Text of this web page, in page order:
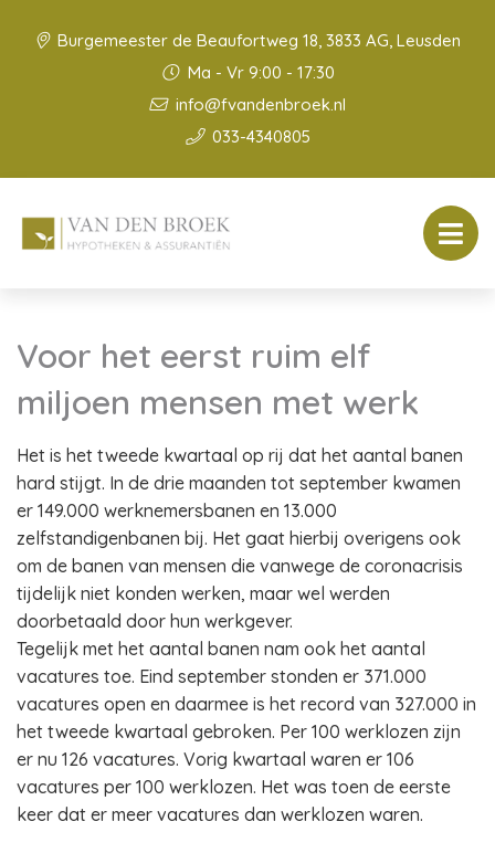
Burgemeester de Beaufortweg 18, 3833 AG, Leusden
Ma - Vr 9:00 - 17:30
info@fvandenbroek.nl
033-4340805
Voor het eerst ruim elf
miljoen mensen met werk
Het is het tweede kwartaal op rij dat het aantal banen
hard stijgt. In de drie maanden tot september kwamen
er 149.000 werknemersbanen en 13.000
zelfstandigenbanen bij. Het gaat hierbij overigens ook
om de banen van mensen die vanwege de coronacrisis
tijdelijk niet konden werken, maar wel werden
doorbetaald door hun werkgever.
Tegelijk met het aantal banen nam ook het aantal
vacatures toe. Eind september stonden er 371.000
vacatures open en daarmee is het record van 327.000 in
het tweede kwartaal gebroken. Per 100 werklozen zijn
er nu 126 vacatures. Vorig kwartaal waren er 106
vacatures per 100 werklozen. Het was toen de eerste
keer dat er meer vacatures dan werklozen waren.